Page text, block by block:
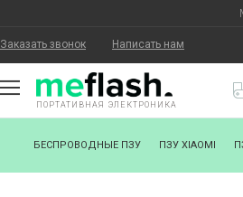
Заказать звонок Написать нам
КАК КУПИТЬ
ПОРТАТИВНАЯ ЭЛЕКТРОНИКА
БЕСПРОВОДНЫЕ ПЗУ ПЗУ XIAOMI